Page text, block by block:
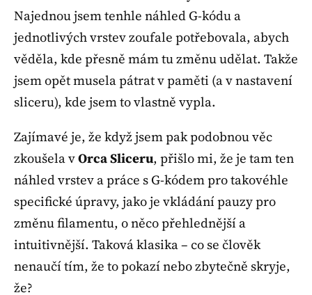
Najednou jsem tenhle náhled G-kódu a
jednotlivých vrstev zoufale potřebovala, abych
věděla, kde přesně mám tu změnu udělat. Takže
jsem opět musela pátrat v paměti (a v nastavení
sliceru), kde jsem to vlastně vypla.
Zajímavé je, že když jsem pak podobnou věc
zkoušela vOrca Sliceru, přišlo mi, že je tam ten
náhled vrstev a práce s G-kódem pro takovéhle
specifické úpravy, jako je vkládání pauzy pro
změnu filamentu, o něco přehlednější a
intuitivnější. Taková klasika – co se člověk
nenaučí tím, že to pokazí nebo zbytečně skryje,
že?